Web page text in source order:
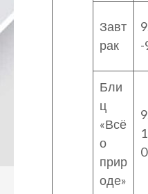
Завт
рак
-
Бли
ц
«Всё
о
прир
оде»
0